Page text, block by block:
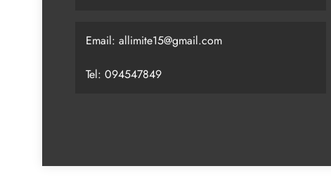
Email: allimite15@gmail.com
Tel: 094547849